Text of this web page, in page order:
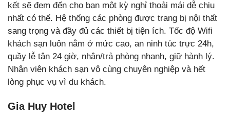
kết sẽ đem đến cho bạn một kỳ nghỉ thoải mái dễ chịu
nhất có thể. Hệ thống các phòng được trang bị nội thất
sang trọng và đầy đủ các thiết bị tiện ích. Tốc độ Wifi
khách sạn luôn nằm ở mức cao, an ninh túc trực 24h,
quầy lễ tân 24 giờ, nhận/trả phòng nhanh, giữ hành lý.
Nhân viên khách sạn vô cùng chuyên nghiệp và hết
lòng phục vụ vì du khách.
Gia Huy Hotel